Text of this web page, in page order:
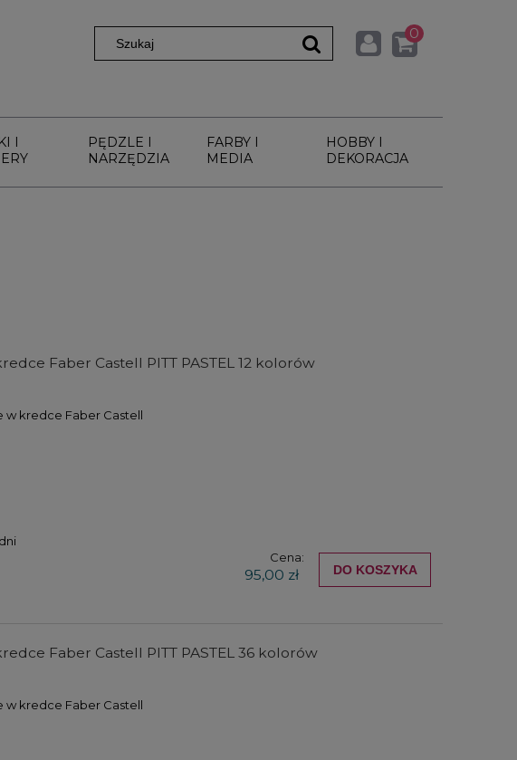
0
I
PĘDZLE I
NARZĘDZIA
FARBY I
MEDIA
HOBBY I
DEKORACJA
Faber Castell PITT PASTEL 12 kolorów
w kredce Faber Castell
Cena:
95,00 zł DO KOSZYKA
Faber Castell PITT PASTEL 36 kolorów
w kredce Faber Castell